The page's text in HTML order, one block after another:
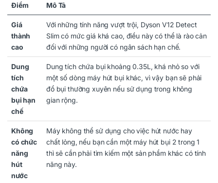
Điểm
Mô Tả
Giá
thành
cao
Với những tính năng vượt trội, Dyson V12 Detect
Slim có mức giá khá cao, điều này có thể là rào cản
đối với những người có ngân sách hạn chế.
Dung
tích
chứa
bụi hạn
chế
Dung tích chứa bụi khoảng 0.35L, khá nhỏ so với
một số dòng máy hút bụi khác, vì vậy bạn sẽ phải
đổ bụi thường xuyên nếu sử dụng trong không
gian rộng.
Không
có chức
năng
hút
nước
Máy không thể sử dụng cho việc hút nước hay
chất lỏng, nếu bạn cần một máy hút bụi 2 trong 1
thì sẽ cần phải tìm kiếm một sản phẩm khác có tính
năng này.